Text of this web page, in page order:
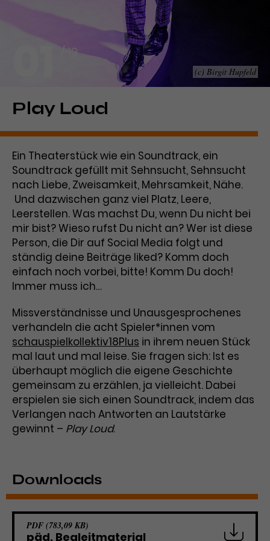
Laufzeit
Dieses Cookie wird von Google
Analytics installiert. Das Cookie
wird verwendet, um Informationen
darüber zu speichern, wie
Besucher*innen eine Website
nutzen, und hilft bei der Erstellung
Performance der Website. Die
erhobenen Daten umfassen in
anonymisierter Form die Anzahl
der Besuche, die Quelle, aus der sie
stammen, und die besuchten
Seiten.
Name _gat_UA-63561367-1
Anbieter Google Analytics
Laufzeit 1 Minute
Zweck
Das ist ein von Google Analytics
gesetztes Cookie. Bestimmte
Daten werden nur maximal einmal
pro Minute an Google Analytics
gesendet. Solange es gesetzt ist,
werden bestimmte
Datenübertragungen
unterbunden.
Name _gcl_aw
Google Ads
Zweck
Informationen zu Werbeklicks und
dient der Zuordnung von
Conversions zu Google Ads-
Kampagnen.
Name _gcl_dc
Anbieter Google / DoubleClick
Laufzeit 3 Monate
Zweck
Dieses Cookie wird verwendet, um
Nutzerinteraktionen mit
Werbeanzeigen zu messen und
Remarketing-Funktionen
bereitzustellen.
Name IDE
Laufzeit 1 Jahr
Zweck
Dieses Cookie dient der Anzeige
personalisierter Werbung und
misst die Wirksamkeit von
(c) Birgit Hupfeld
01 / 19
Play Loud
Ein Theaterstück wie ein Soundtrack, ein
Soundtrack gefüllt mit Sehnsucht, Sehnsucht
nach Liebe, Zweisamkeit, Mehrsamkeit, Nähe.
Und dazwischen ganz viel Platz, Leere,
Leerstellen. Was machst Du, wenn Du nicht bei
mir bist? Wieso rufst Du nicht an? Wer ist diese
Person, die Dir auf Social Media folgt und
ständig deine Beiträge liked? Komm doch
einfach noch vorbei, bitte! Komm Du doch!
Immer muss ich…
Missverständnisse und Unausgesprochenes
verhandeln die acht Spieler*innen vom
schauspielkollektiv18Plus in ihrem neuen Stück
mal laut und mal leise. Sie fragen sich: Ist es
überhaupt möglich die eigene Geschichte
gemeinsam zu erzählen, ja vielleicht. Dabei
erspielen sie sich einen Soundtrack, indem das
Verlangen nach Antworten an Lautstärke
gewinnt – Play Loud.
Downloads
PDF (783,09 KB)
päd. Begleitmaterial